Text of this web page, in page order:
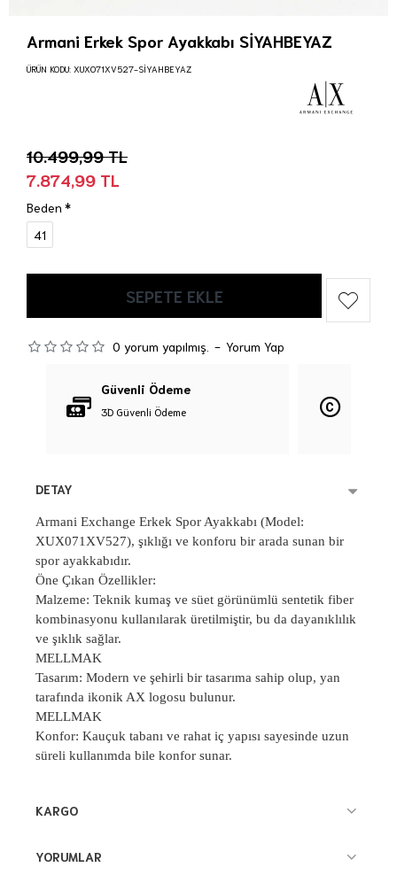
Armani Erkek Spor Ayakkabı SİYAHBEYAZ
0 yorum yapılmış. - Yorum Yap
7.874,99 TL
10.499,99 TL
ÜRÜN KODU: XUX071XV527-SİYAHBEYAZ
Beden
41
SEPETE EKLE
Güvenli Ödeme
3D Güvenli Ödeme
DETAY
Armani Exchange Erkek Spor Ayakkabı (Model:
XUX071XV527), şıklığı ve konforu bir arada sunan bir
spor ayakkabıdır.
Öne Çıkan Özellikler:
Malzeme: Teknik kumaş ve süet görünümlü sentetik fiber
kombinasyonu kullanılarak üretilmiştir, bu da dayanıklılık
ve şıklık sağlar.
MELLMAK
Tasarım: Modern ve şehirli bir tasarıma sahip olup, yan
tarafında ikonik AX logosu bulunur.
MELLMAK
Konfor: Kauçuk tabanı ve rahat iç yapısı sayesinde uzun
süreli kullanımda bile konfor sunar.
KARGO
YORUMLAR